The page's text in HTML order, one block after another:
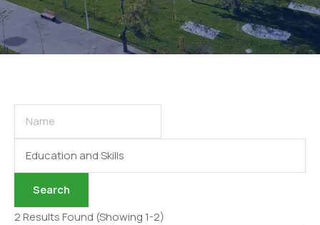
Search
2 Results Found (Showing 1-2)